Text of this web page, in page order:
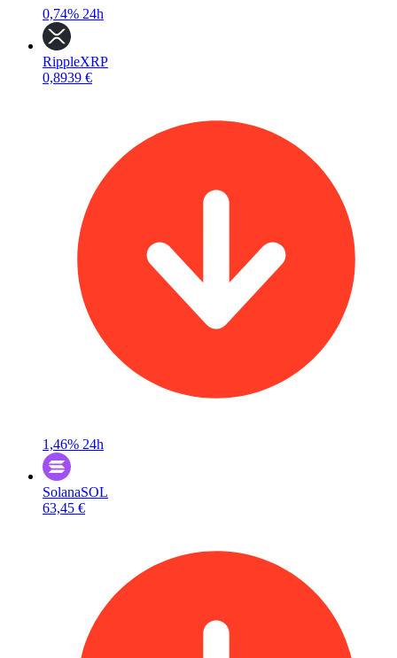
0,74% 24h
RippleXRP
0,8939 €
1,46% 24h
SolanaSOL
63,45 €